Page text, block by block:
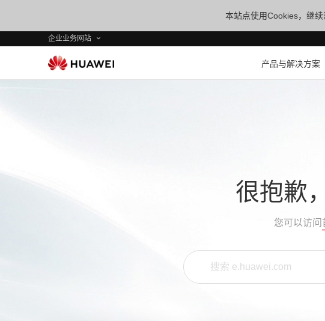
本站点使用Cookies，继
企业业务网站
产品与解决方案
很抱歉
您可以访问